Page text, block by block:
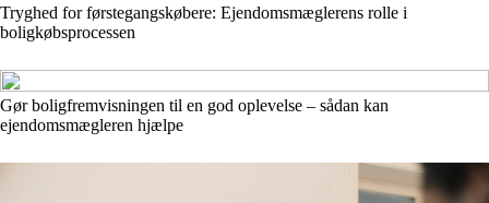
Tryghed for førstegangskøbere: Ejendomsmæglerens rolle i
boligkøbsprocessen
Gør boligfremvisningen til en god oplevelse – sådan kan
ejendomsmægleren hjælpe